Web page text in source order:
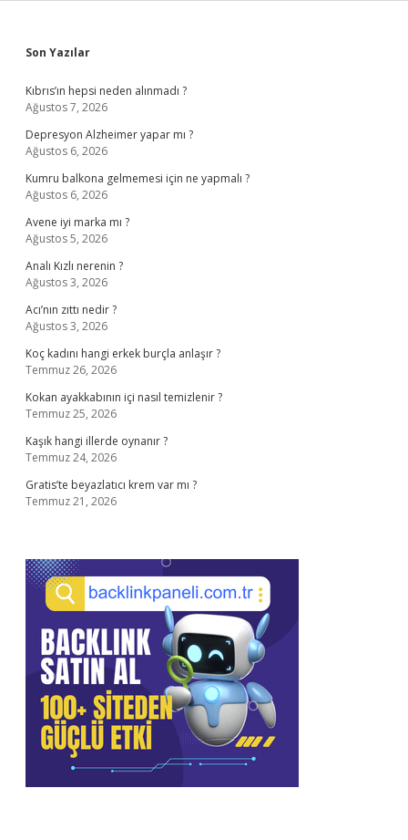
Sidebar
Son Yazılar
Kıbrıs’ın hepsi neden alınmadı ?
Ağustos 7, 2026
Depresyon Alzheimer yapar mı ?
Ağustos 6, 2026
Kumru balkona gelmemesi için ne yapmalı ?
Ağustos 6, 2026
Avene iyi marka mı ?
Ağustos 5, 2026
Analı Kızlı nerenin ?
Ağustos 3, 2026
Acı’nın zıttı nedir ?
Ağustos 3, 2026
Koç kadını hangi erkek burçla anlaşır ?
Temmuz 26, 2026
Kokan ayakkabının içi nasıl temizlenir ?
Temmuz 25, 2026
Kaşık hangi illerde oynanır ?
Temmuz 24, 2026
Gratis’te beyazlatıcı krem var mı ?
Temmuz 21, 2026